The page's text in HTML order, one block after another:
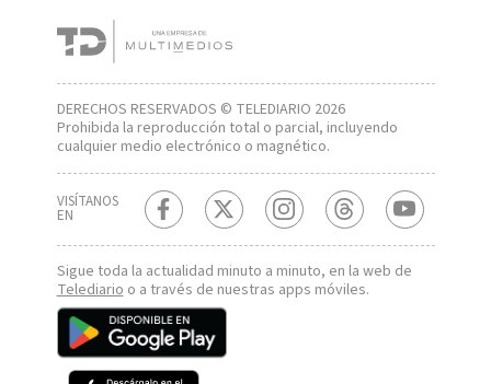
DERECHOS RESERVADOS © TELEDIARIO 2026
Prohibida la reproducción total o parcial, incluyendo
cualquier medio electrónico o magnético.
VISÍTANOS
EN
Sigue toda la actualidad minuto a minuto, en la web de
Telediario o a través de nuestras apps móviles.